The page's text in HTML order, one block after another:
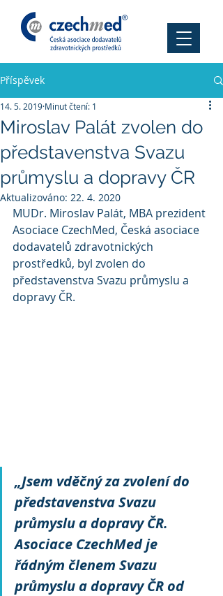
Příspěvek
Miroslav Palát zvolen do
představenstva Svazu
průmyslu a dopravy ČR
14. 5. 2019 Minut čtení: 1
Aktualizováno: 22. 4. 2020
MUDr. Miroslav Palát, MBA prezident
Asociace CzechMed, Česká asociace
dodavatelů zdravotnických
prostředků, byl zvolen do
představenstva Svazu průmyslu a
dopravy ČR.
„Jsem vděčný za zvolení do
představenstva Svazu
průmyslu a dopravy ČR.
Asociace CzechMed je
řádným členem Svazu
průmyslu a dopravy ČR od